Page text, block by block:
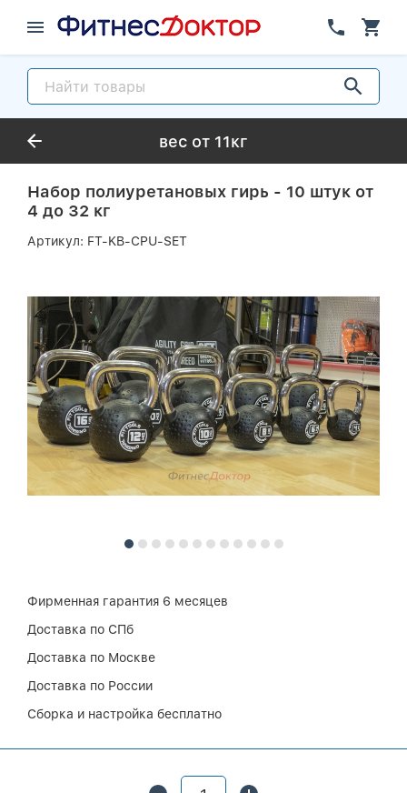
вес от 11кг
Набор полиуретановых гирь - 10 штук от
4 до 32 кг
Артикул: FT-KB-CPU-SET
Фирменная гарантия 6 месяцев
Доставка по СПб
Доставка по Москве
Доставка по России
Сборка и настройка бесплатно